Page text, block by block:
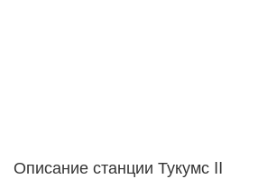
Описание станции Тукумс II